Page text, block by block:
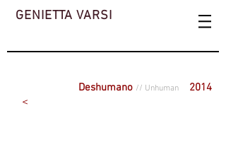
GENIETTA VARSI
Deshumano // Unhuman 2014
<